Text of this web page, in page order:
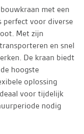
met een
perfect voor diverse
Met zijn
en snel
De kraan biedt
hoogste
oplossing
voor tijdelijk
nodig